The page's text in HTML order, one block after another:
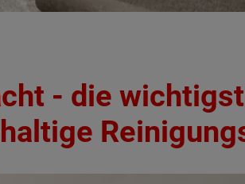
- die